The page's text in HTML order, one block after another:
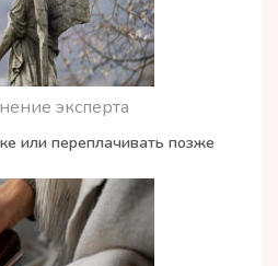
эксперта
или переплачивать позже